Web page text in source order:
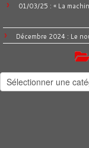
01/03/25 : « La
Décembre 2024 : Le
Aide
à